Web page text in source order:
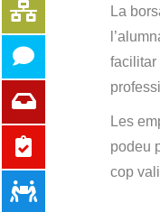
La
facilitar
Les
podeu
cop